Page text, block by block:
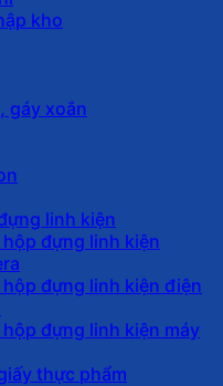
kho
gáy xoắn
linh kiện
hộp đựng linh kiện
hộp đựng linh kiện điện
hộp đựng linh kiện máy
thực phẩm